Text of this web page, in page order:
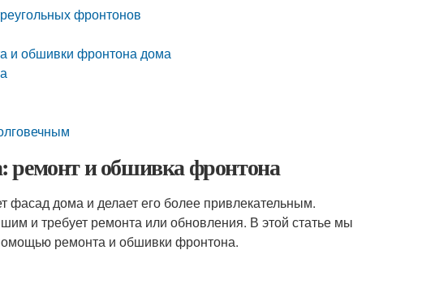
фронтонов
и обшивки фронтона дома
и обшивка фронтона
фасад дома и делает его более привлекательным.
и требует ремонта или обновления. В этой статье мы
ремонта и обшивки фронтона.